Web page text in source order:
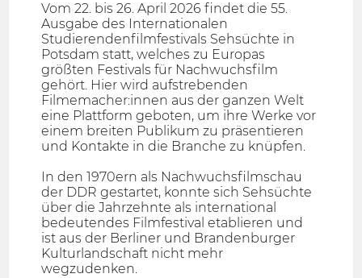
Vom 22. bis 26. April 2026 findet die 55.
Ausgabe des Internationalen
Studierendenfilmfestivals Sehsüchte in
Potsdam statt, welches zu Europas
größten Festivals für Nachwuchsfilm
gehört. Hier wird aufstrebenden
Filmemacher:innen aus der ganzen Welt
eine Plattform geboten, um ihre Werke vor
einem breiten Publikum zu präsentieren
und Kontakte in die Branche zu knüpfen.
In den 1970ern als Nachwuchsfilmschau
der DDR gestartet, konnte sich Sehsüchte
über die Jahrzehnte als international
bedeutendes Filmfestival etablieren und
ist aus der Berliner und Brandenburger
Kulturlandschaft nicht mehr
wegzudenken.